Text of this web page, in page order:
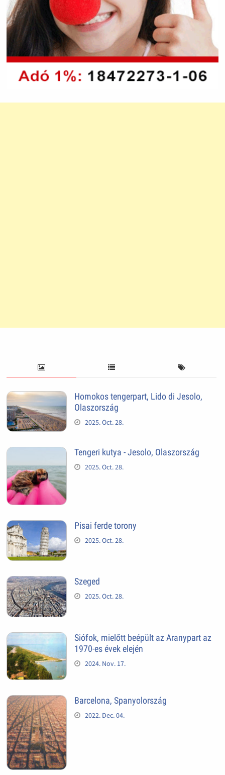
Homokos tengerpart, Lido di Jesolo,
Olaszország
2025. Oct. 28.
Tengeri kutya - Jesolo, Olaszország
2025. Oct. 28.
Pisai ferde torony
2025. Oct. 28.
Szeged
2025. Oct. 28.
Siófok, mielőtt beépült az Aranypart az
1970-es évek elején
2024. Nov. 17.
Barcelona, Spanyolország
2022. Dec. 04.